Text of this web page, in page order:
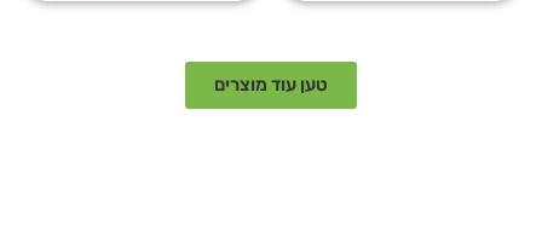
טען עוד מוצרים